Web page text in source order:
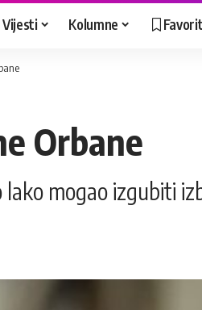
Vijesti Kolumne
Orbane
mogao izgubiti